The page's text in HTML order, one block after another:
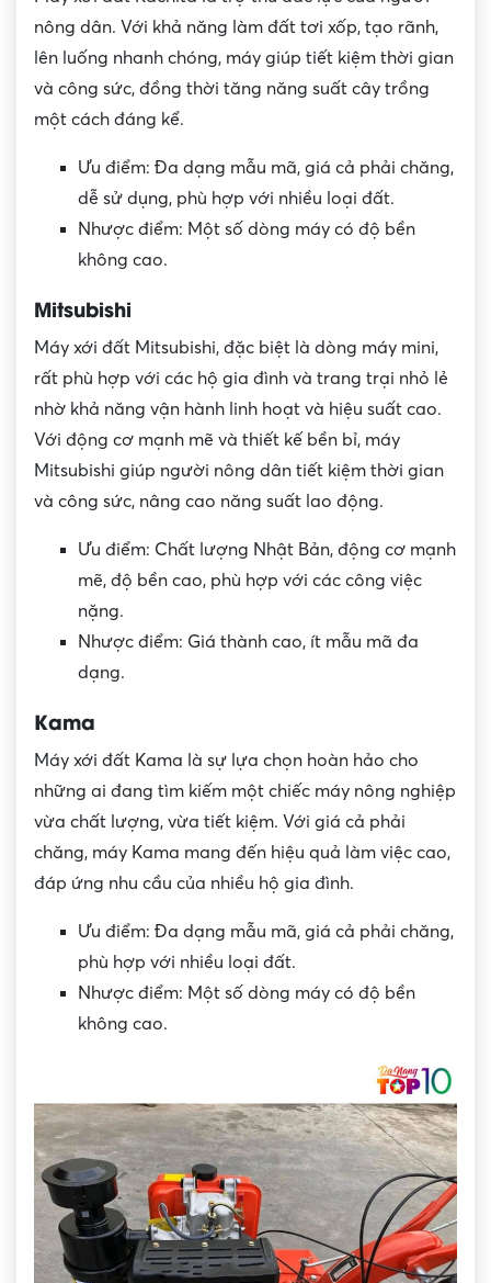
nông dân. Với khả năng làm đất tơi xốp, tạo rãnh,
lên luống nhanh chóng, máy giúp tiết kiệm thời gian
và công sức, đồng thời tăng năng suất cây trồng
một cách đáng kể.
Ưu điểm: Đa dạng mẫu mã, giá cả phải chăng,
dễ sử dụng, phù hợp với nhiều loại đất.
Nhược điểm: Một số dòng máy có độ bền
không cao.
Mitsubishi
Máy xới đất Mitsubishi, đặc biệt là dòng máy mini,
rất phù hợp với các hộ gia đình và trang trại nhỏ lẻ
nhờ khả năng vận hành linh hoạt và hiệu suất cao.
Với động cơ mạnh mẽ và thiết kế bền bỉ, máy
Mitsubishi giúp người nông dân tiết kiệm thời gian
và công sức, nâng cao năng suất lao động.
Ưu điểm: Chất lượng Nhật Bản, động cơ mạnh
mẽ, độ bền cao, phù hợp với các công việc
nặng.
Nhược điểm: Giá thành cao, ít mẫu mã đa
dạng.
Kama
Máy xới đất Kama là sự lựa chọn hoàn hảo cho
những ai đang tìm kiếm một chiếc máy nông nghiệp
vừa chất lượng, vừa tiết kiệm. Với giá cả phải
chăng, máy Kama mang đến hiệu quả làm việc cao,
đáp ứng nhu cầu của nhiều hộ gia đình.
Ưu điểm: Đa dạng mẫu mã, giá cả phải chăng,
phù hợp với nhiều loại đất.
Nhược điểm: Một số dòng máy có độ bền
không cao.